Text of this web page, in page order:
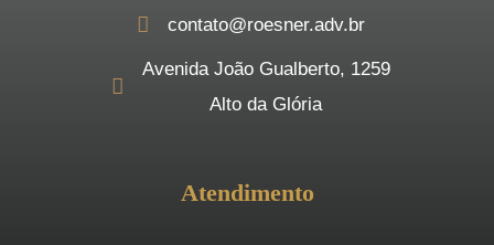
contato@roesner.adv.br
Avenida João Gualberto, 1259
Alto da Glória
Atendimento